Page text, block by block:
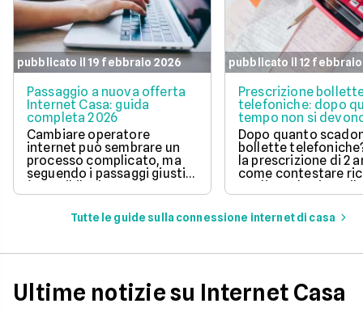
pubblicato il 19 febbraio 2026
Passaggio a nuova offerta
Internet Casa: guida
completa 2026
Cambiare operatore
internet può sembrare un
processo complicato, ma
seguendo i passaggi giusti,
è possibile risparmiare
notevolmente sulla linea
telefonica e godere di un
servizio migliore. In questo
procedura da seguire.
pubblicato il 12
Prescrizione
telefoniche: dopo
tempo non si
pagare?
Dopo quanto
bollette
la prescrizione di 2
come contestare
tardive ed evitare il
pagamento di
vecchie.
Tutte le guide sulla connessione internet di casa
Ultime notizie su Internet Casa